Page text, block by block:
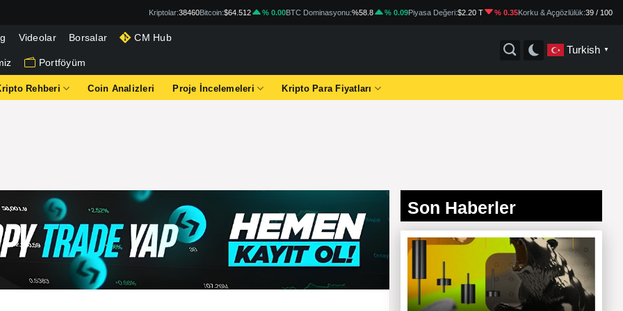
Kriptolar:38460Bitcoin:$64.512 % 0.00BTC Dominasyonu:%58.8 % 0.09Piyasa Değeri:$2.20 T % 0.35Korku & Açgözlülük:39 / 100
Videolar Borsalar CM Hub
Portföyüm
Turkish ▼
Rehberi Coin Analizleri Proje İncelemeleri Kripto Para Fiyatları
Son Haberler